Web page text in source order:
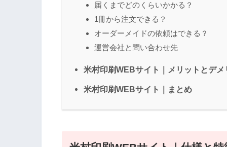
届くまでどのくらいかかる？
1冊から注文できる？
オーダーメイドの依頼はできる？
運営会社と問い合わせ先
米村印刷WEBサイト｜メリットとデメ
米村印刷WEBサイト｜まとめ